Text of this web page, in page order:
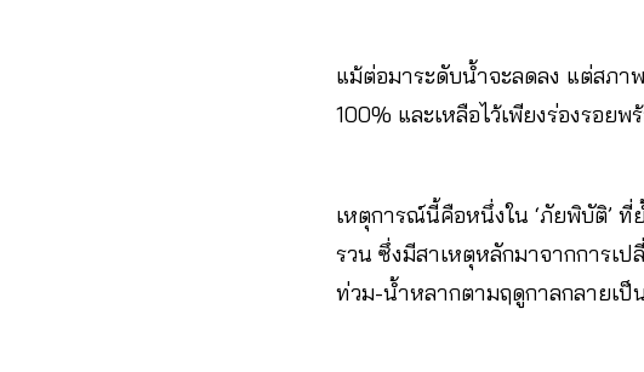
แม้ต่อมาระดับน้ำจะลดลง แต่สภา
100% และเหลือไว้เพียงร่องรอย
เหตุการณ์นี้คือหนึ่งใน ‘ภัยพิบัติ’ ที่
รวน ซึ่งมีสาเหตุหลักมาจากการเ
ท่วม-น้ำหลากตามฤดูกาลกลายเ